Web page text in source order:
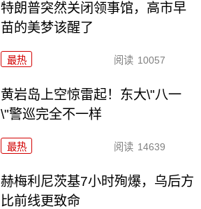
特朗普突然关闭领事馆，高市早
苗的美梦该醒了
最热 阅读 10057
黄岩岛上空惊雷起！东大\"八一
\"警巡完全不一样
最热 阅读 14639
赫梅利尼茨基7小时殉爆，乌后方
比前线更致命